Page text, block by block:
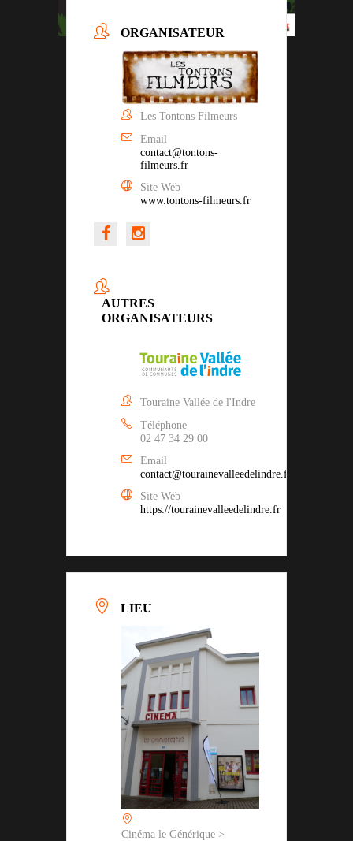
ORGANISATEUR
Les Tontons Filmeurs
Email
contact@tontons-
filmeurs.fr
Site Web
www.tontons-filmeurs.fr
AUTRES
ORGANISATEURS
Touraine Vallée de l'Indre
Téléphone
02 47 34 29 00
Email
contact@tourainevalleedelindre.fr
Site Web
https://tourainevalleedelindre.fr
LIEU
Cinéma le Générique >